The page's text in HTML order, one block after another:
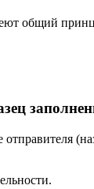
общий